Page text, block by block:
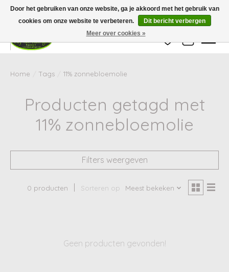
Wij zijn gesloten van 24 december tot en met 25 januari. Houd er rekening mee
dat de levertijd van uw bestelling in deze periode langer kan zijn dan
gebruikelijk.
Verlanglijst
Home Tags 11% zonnebloemolie
Producten getagd met
11% zonnebloemolie
Filters weergeven
0 producten Sorteren op Meest bekeken
Geen producten gevonden!
Door het gebruiken van onze website, ga je akkoord met het gebruik van
cookies om onze website te verbeteren.
Dit bericht verbergen
Meer over cookies »